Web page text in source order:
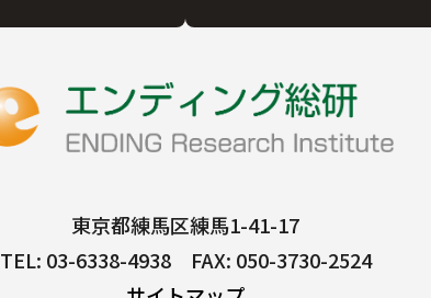
東京都練馬区練馬1-41-17
TEL: 03-6338-4938 FAX: 050-3730-2524